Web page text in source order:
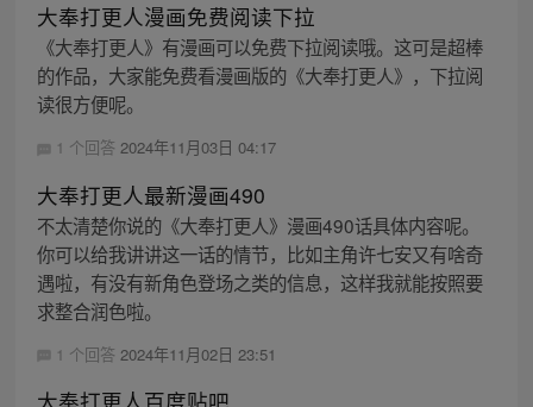
大奉打更人漫画免费阅读下拉
《大奉打更人》有漫画可以免费下拉阅读哦。这可是超棒
的作品，大家能免费看漫画版的《大奉打更人》，下拉阅
读很方便呢。
1 个回答 2024年11月03日 04:17
大奉打更人最新漫画490
不太清楚你说的《大奉打更人》漫画490话具体内容呢。
你可以给我讲讲这一话的情节，比如主角许七安又有啥奇
遇啦，有没有新角色登场之类的信息，这样我就能按照要
求整合润色啦。
1 个回答 2024年11月02日 23:51
大奉打更人百度贴吧